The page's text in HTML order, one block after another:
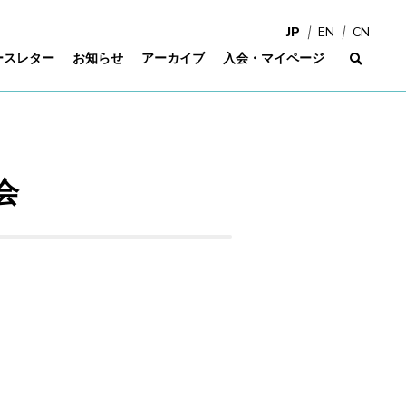
スレター お知らせ アーカイブ 入会・マイページ
JP EN CN